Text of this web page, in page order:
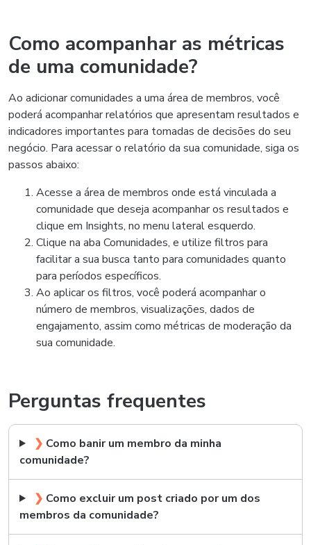
Como acompanhar as métricas
de uma comunidade?
Ao adicionar comunidades a uma área de membros, você
poderá acompanhar relatórios que apresentam resultados e
indicadores importantes para tomadas de decisões do seu
negócio. Para acessar o relatório da sua comunidade, siga os
passos abaixo:
Acesse a área de membros onde está vinculada a
comunidade que deseja acompanhar os resultados e
clique em Insights, no menu lateral esquerdo.
Clique na aba Comunidades, e utilize filtros para
facilitar a sua busca tanto para comunidades quanto
para períodos específicos.
Ao aplicar os filtros, você poderá acompanhar o
número de membros, visualizações, dados de
engajamento, assim como métricas de moderação da
sua comunidade.
Perguntas frequentes
❯ Como banir um membro da minha
comunidade?
❯ Como excluir um post criado por um dos
membros da comunidade?